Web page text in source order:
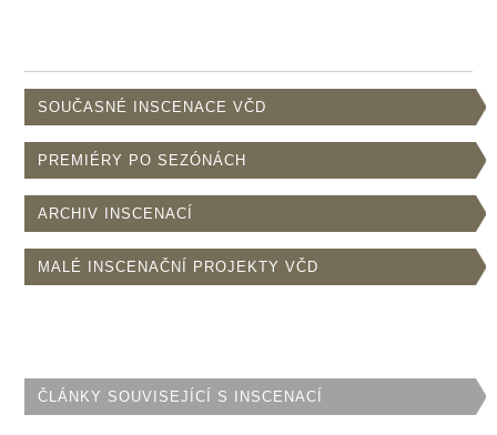
SOUČASNÉ INSCENACE VČD
PREMIÉRY PO SEZÓNÁCH
ARCHIV INSCENACÍ
MALÉ INSCENAČNÍ PROJEKTY VČD
ČLÁNKY SOUVISEJÍCÍ S INSCENACÍ